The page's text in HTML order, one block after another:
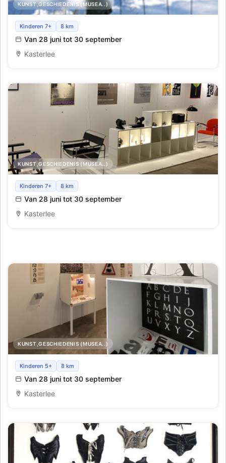
KUNST,GESCHIEDENIS (MUSEA..)
Tuin Kunst Route
Kinderen 7+ 8 km
Van 28 juni tot 30 september
Kasterlee
KUNST,GESCHIEDENIS (MUSEA..)
Design Classics - honderd jaar beroemde ontwerpen
Kinderen 7+ 8 km
Van 28 juni tot 30 september
Kasterlee
KUNST,GESCHIEDENIS (MUSEA..)
LetterLabyrint - Dwalen door het Schrift en de Letters
Kinderen 5+ 8 km
Van 28 juni tot 30 september
Kasterlee